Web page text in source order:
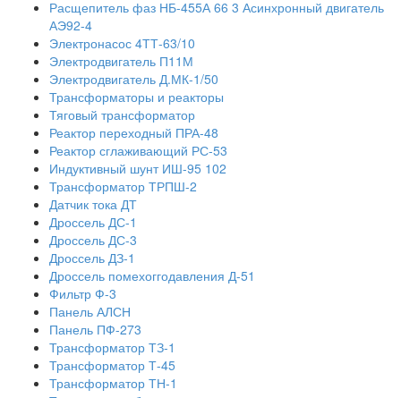
Расщепитель фаз НБ-455А 66 3 Асинхронный двигатель
АЭ92-4
Электронасос 4ТТ-63/10
Электродвигатель П11М
Электродвигатель Д.МК-1/50
Трансформаторы и реакторы
Тяговый трансформатор
Реактор переходный ПРА-48
Реактор сглаживающий РС-53
Индуктивный шунт ИШ-95 102
Трансформатор ТРПШ-2
Датчик тока ДТ
Дроссель ДС-1
Дроссель ДС-3
Дроссель ДЗ-1
Дроссель помехоггодавления Д-51
Фильтр Ф-3
Панель АЛСН
Панель ПФ-273
Трансформатор ТЗ-1
Трансформатор Т-45
Трансформатор ТН-1